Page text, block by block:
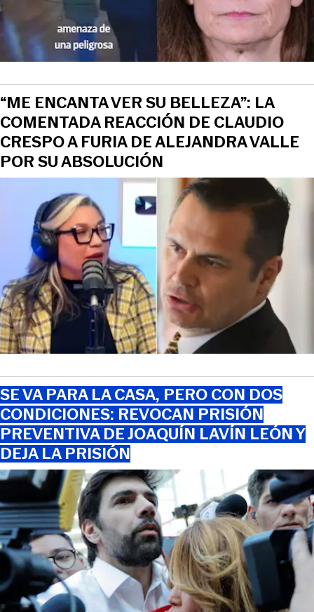
“ME ENCANTA VER SU BELLEZA”: LA
COMENTADA REACCIÓN DE CLAUDIO
CRESPO A FURIA DE ALEJANDRA VALLE
POR SU ABSOLUCIÓN
SE VA PARA LA CASA, PERO CON DOS
CONDICIONES: REVOCAN PRISIÓN
PREVENTIVA DE JOAQUÍN LAVÍN LEÓN Y
DEJA LA PRISIÓN